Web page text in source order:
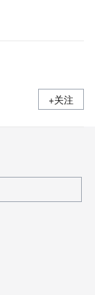
+关注